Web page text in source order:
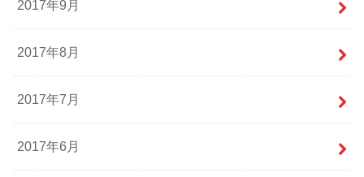
2017年9月
2017年8月
2017年7月
2017年6月